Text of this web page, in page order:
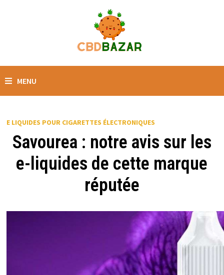
MENU
E LIQUIDES POUR CIGARETTES ÉLECTRONIQUES
Savourea : notre avis sur les
e-liquides de cette marque
réputée